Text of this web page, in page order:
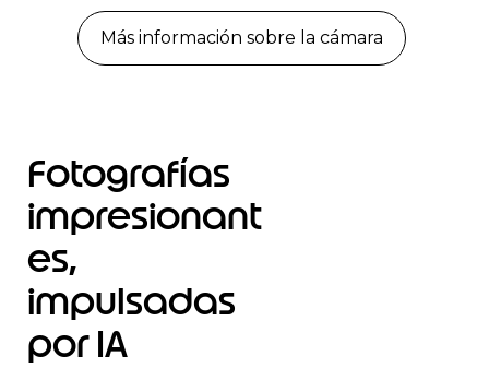
Más información sobre la cámara
Fotografías
impresionant
es,
impulsadas
por IA